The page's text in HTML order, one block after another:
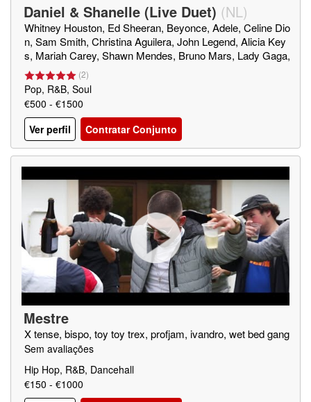
Daniel & Shanelle (Live Duet) (NL)
Whitney Houston, Ed Sheeran, Beyonce, Adele, Celine Dio
n, Sam Smith, Christina Aguilera, John Legend, Alicia Key
s, Mariah Carey, Shawn Mendes, Bruno Mars, Lady Gaga,
Jennifer Hudson, Michael Bublé, Elton John
(2)
Pop, R&B, Soul
€500 - €1500
Ver perfil
Contratar Conjunto
Mestre
X tense, bispo, toy toy trex, profjam, ivandro, wet bed gang
Sem avaliações
Hip Hop, R&B, Dancehall
€150 - €1000